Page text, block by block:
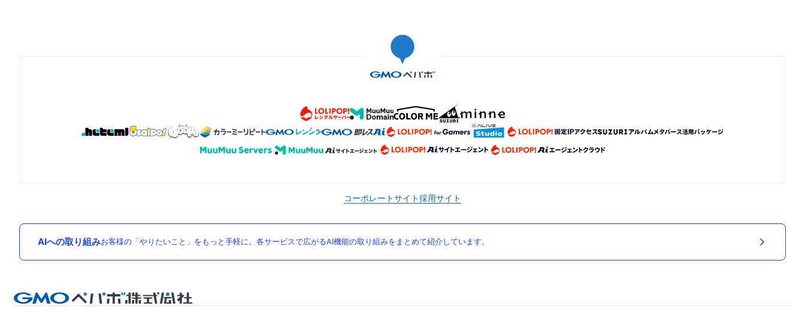
コーポレートサイト採用サイト
AIへの取り組みお客様の「やりたいこと」をもっと手軽に。各サービスで広がるAI機能の取り組みをまとめて紹介しています。